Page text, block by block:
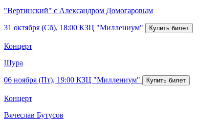
"Вертинский" с Александром Домогаровым
31 октября (Сб), 18:00 КЗЦ "Миллениум"
Концерт
Шура
06 ноября (Пт), 19:00 КЗЦ "Миллениум"
Концерт
Вячеслав Бутусов